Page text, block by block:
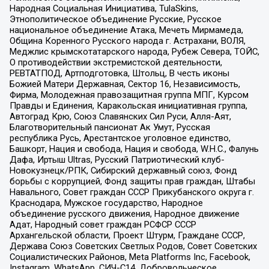
Народная Социальная Инициатива, TulaSkins,
Этнополитическое объединение Русские, Русское
национальное объединение Атака, Мечеть Мирмамеда,
Община Коренного Русского народа г. Астрахани, ВОЛЯ,
Меджлис крымскотатарского народа, Рубеж Севера, ТОЙС,
О противодействии экстремистской деятельности,
РЕВТАТПОД, Артподготовка, Штольц, В честь иконы
Божией Матери Державная, Сектор 16, Независимость,
Фирма, Молодежная правозащитная группа МПГ, Курсом
Правды и Единения, Каракольская инициативная группа,
Автоград Крю, Союз Славянских Сил Руси, Алля-Аят,
Благотворительный пансионат Ак Умут, Русская
республика Русь, Арестантское уголовное единство,
Башкорт, Нация и свобода, Нация и свобода, W.H.С., Фалунь
Дафа, Иртыш Ultras, Русский Патриотический клуб-
Новокузнецк/РПК, Сибирский державный союз, Фонд
борьбы с коррупцией, Фонд защиты прав граждан, Штабы
Навального, Совет граждан СССР Прикубанского округа г.
Краснодара, Мужское государство, Народное
объединение русского движения, Народное движение
Адат, Народный совет граждан РСФСР СССР
Архангельской области, Проект Штурм, Граждане СССР,
Держава Союз Советских Светлых Родов, Совет Советских
Социалистических Районов, Meta Platforms Inc, Facebook,